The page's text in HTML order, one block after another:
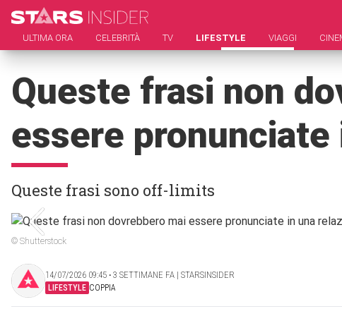
ULTIMA ORA CELEBRITÀ TV LIFESTYLE VIAGGI
Queste frasi non
essere pronunciate
Queste frasi sono off-limits
© Shutterstock
14/07/2026 09:45 ‧ 3 SETTIMANE FA | STARSINSIDER
LIFESTYLE COPPIA